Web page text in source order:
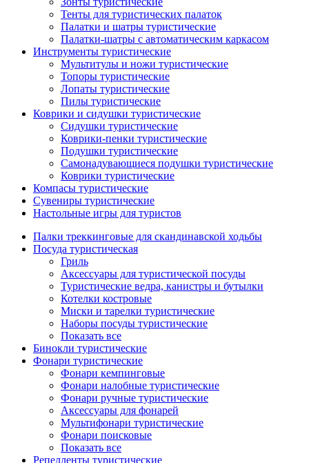
Тенты для туристических палаток
Палатки и шатры туристические
Палатки-шатры с автоматическим каркасом
Инструменты туристические
Мультитулы и ножи туристические
Топоры туристические
Лопаты туристические
Пилы туристические
Коврики и сидушки туристические
Сидушки туристические
Коврики-пенки туристические
Подушки туристические
Самонадувающиеся подушки туристические
Коврики туристические
Компасы туристические
Сувениры туристические
Настольные игры для туристов
Палки треккинговые для скандинавской ходьбы
Посуда туристическая
Гриль
Аксессуары для туристической посуды
Туристические ведра, канистры и бутылки
Котелки костровые
Миски и тарелки туристические
Наборы посуды туристические
Показать все
Бинокли туристические
Фонари туристические
Фонари кемпинговые
Фонари налобные туристические
Фонари ручные туристические
Аксессуары для фонарей
Мультифонари туристические
Фонари поисковые
Показать все
Репелленты туристические